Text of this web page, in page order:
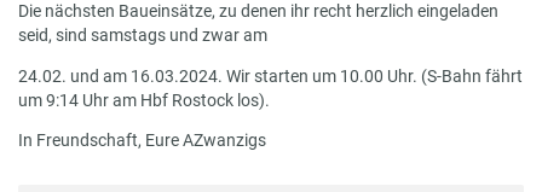
Die nächsten Baueinsätze, zu denen ihr recht herzlich eingeladen
seid, sind samstags und zwar am
24.02. und am 16.03.2024. Wir starten um 10.00 Uhr. (S-Bahn fährt
um 9:14 Uhr am Hbf Rostock los).
In Freundschaft, Eure AZwanzigs